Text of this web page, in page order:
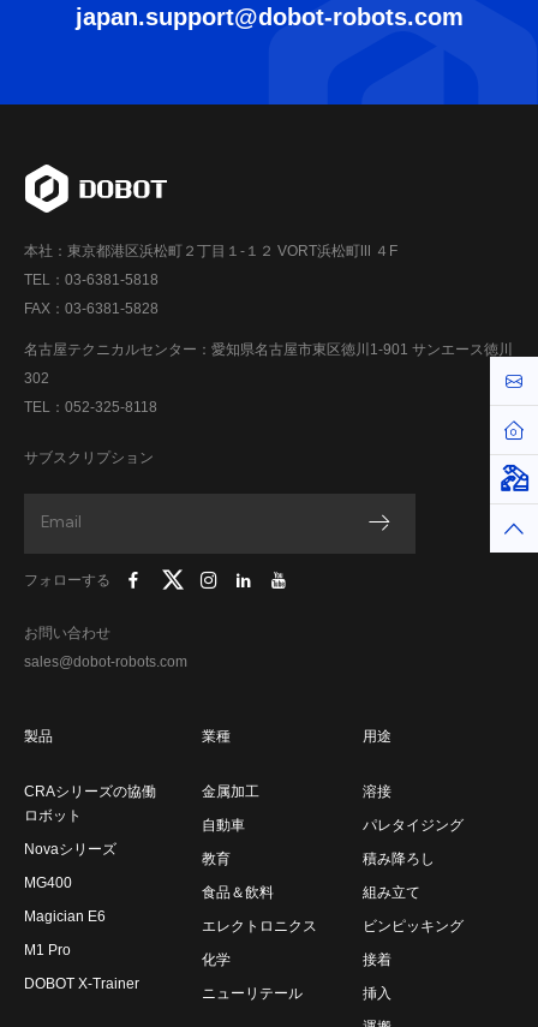
japan.support@dobot-robots.com
本社：東京都港区浜松町２丁目１-１２ VORT浜松町Ⅲ ４F
TEL：03-6381-5818
FAX：03-6381-5828
名古屋テクニカルセンター：愛知県名古屋市東区徳川1-901 サンエース徳川
302
TEL：052-325-8118
サブスクリプション
フォローする
お問い合わせ
sales@dobot-robots.com
製品
CRAシリーズの協働
ロボット
Novaシリーズ
MG400
Magician E6
M1 Pro
DOBOT X-Trainer
業種
金属加工
自動車
教育
食品＆飲料
エレクトロニクス
化学
ニューリテール
用途
溶接
パレタイジング
積み降ろし
組み立て
ビンピッキング
接着
挿入
お
ホ
仮
ト